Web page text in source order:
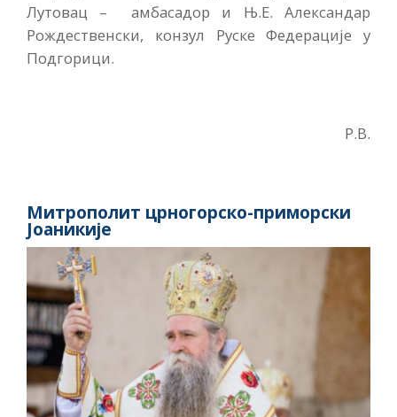
Лутовац – амбасадор и Њ.Е. Александар
Рождественски, конзул Руске Федерације у
Подгорици.
Р.В.
Митрополит црногорско-приморски
Јоаникије